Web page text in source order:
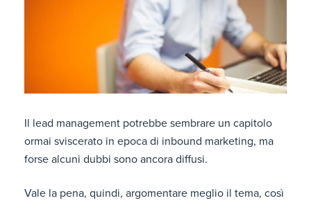
Il lead management potrebbe sembrare un capitolo
ormai sviscerato in epoca di inbound marketing, ma
forse alcuni dubbi sono ancora diffusi.
Vale la pena, quindi, argomentare meglio il tema, così